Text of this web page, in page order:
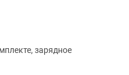
зарядное